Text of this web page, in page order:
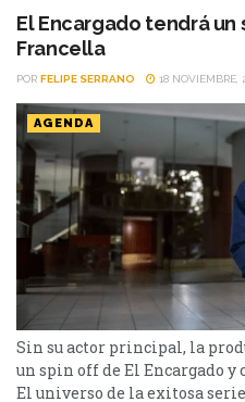
El Encargado tendrá
Francella
POR FELIPE SERRANO 18 NOVIEMBRE,
AGENDA
Sin su actor principal, la
un spin off de El Encargado y
El universo de la exitosa serie